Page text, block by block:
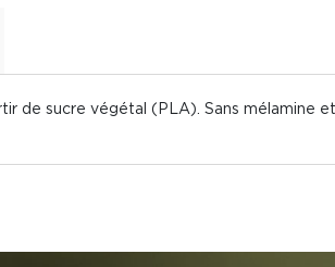
de sucre végétal (PLA). Sans mélamine